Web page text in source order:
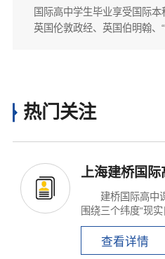
国际高中学生毕业享受国际本
英国伦敦政经、英国伯明翰、
热门关注
上海建桥国
建桥国际高中课
围绕三个纬度“现实
查看详情